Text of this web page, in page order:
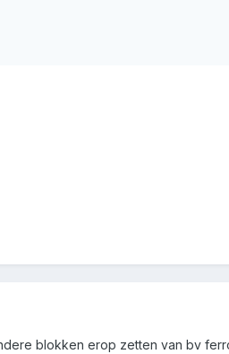
blokken erop zetten van bv